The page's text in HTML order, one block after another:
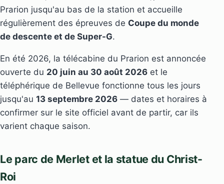
Prarion jusqu'au bas de la station et accueille
régulièrement des épreuves de Coupe du monde
de descente et de Super-G.
En été 2026, la télécabine du Prarion est annoncée
ouverte du 20 juin au 30 août 2026 et le
téléphérique de Bellevue fonctionne tous les jours
jusqu'au 13 septembre 2026 — dates et horaires à
confirmer sur le site officiel avant de partir, car ils
varient chaque saison.
Le parc de Merlet et la statue du Christ-
Roi